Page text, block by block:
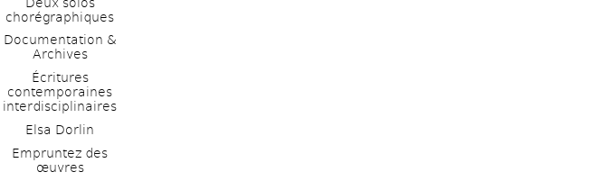
chorégraphiques
Documentation &
Archives
Écritures
contemporaines
interdisciplinaires
Elsa Dorlin
Empruntez des
œuvres